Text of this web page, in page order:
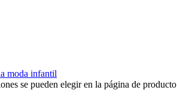
se pueden elegir en la página de producto